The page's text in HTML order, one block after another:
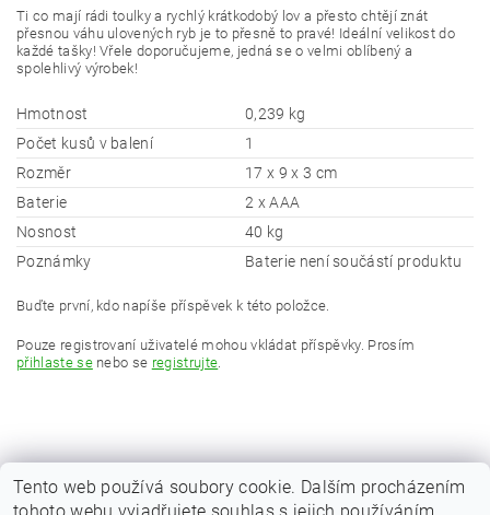
Ti co mají rádi toulky a rychlý krátkodobý lov a přesto chtějí znát
přesnou váhu ulovených ryb je to přesně to pravé! Ideální velikost do
každé tašky! Vřele doporučujeme, jedná se o velmi oblíbený a
spolehlivý výrobek!
Hmotnost
0,239 kg
Počet kusů v balení
1
Rozměr
17 x 9 x 3 cm
Baterie
2 x AAA
Nosnost
40 kg
Poznámky
Baterie není součástí produktu
Buďte první, kdo napíše příspěvek k této položce.
Pouze registrovaní uživatelé mohou vkládat příspěvky. Prosím
přihlaste senebo se registrujte.
Tento web používá soubory cookie. Dalším procházením